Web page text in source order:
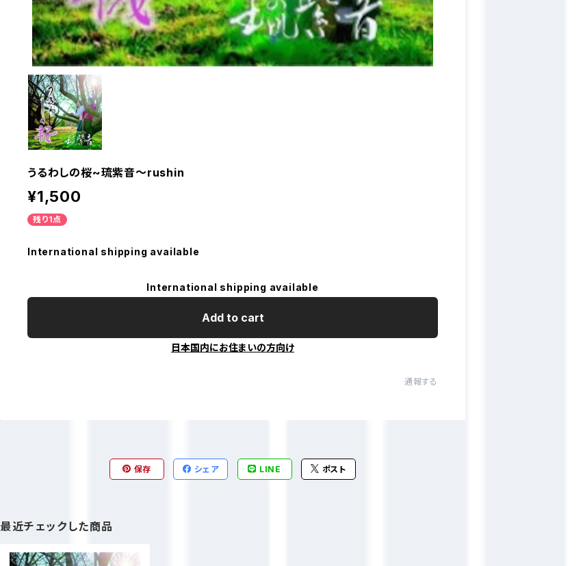
うるわしの桜~琉紫音〜rushin
¥1,500
残り1点
International shipping available
International shipping available
Add to cart
日本国内にお住まいの方向け
通報する
保存 シェア LINE ポスト
最近チェックした商品